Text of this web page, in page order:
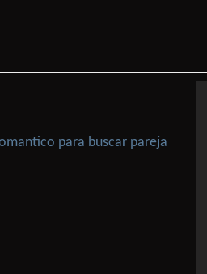
para buscar pareja